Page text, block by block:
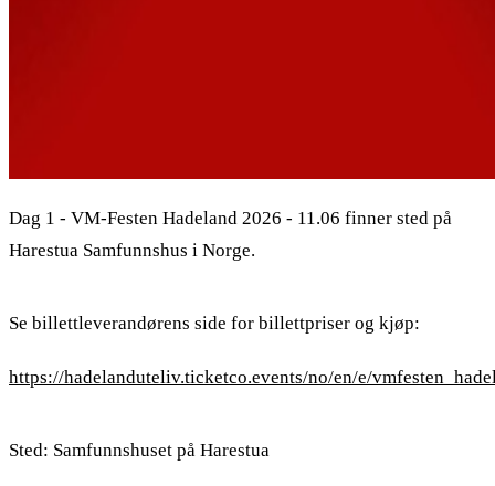
Dag 1 - VM-Festen Hadeland 2026 - 11.06 finner sted på
Harestua Samfunnshus i Norge.
Se billettleverandørens side for billettpriser og kjøp:
https://hadelanduteliv.ticketco.events/no/en/e/
Sted: Samfunnshuset på Harestua